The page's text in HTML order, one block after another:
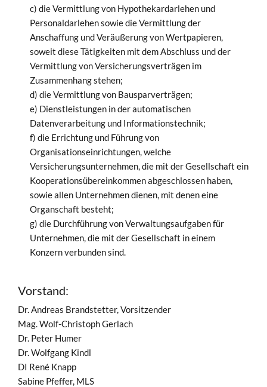
c) die Vermittlung von Hypothekardarlehen und
Personaldarlehen sowie die Vermittlung der
Anschaffung und Veräußerung von Wertpapieren,
soweit diese Tätigkeiten mit dem Abschluss und der
Vermittlung von Versicherungsverträgen im
Zusammenhang stehen;
d) die Vermittlung von Bausparverträgen;
e) Dienstleistungen in der automatischen
Datenverarbeitung und Informationstechnik;
f) die Errichtung und Führung von
Organisationseinrichtungen, welche
Versicherungsunternehmen, die mit der Gesellschaft ein
Kooperationsübereinkommen abgeschlossen haben,
sowie allen Unternehmen dienen, mit denen eine
Organschaft besteht;
g) die Durchführung von Verwaltungsaufgaben für
Unternehmen, die mit der Gesellschaft in einem
Konzern verbunden sind.
Vorstand:
Dr. Andreas Brandstetter, Vorsitzender
Mag. Wolf-Christoph Gerlach
Dr. Peter Humer
Dr. Wolfgang Kindl
DI René Knapp
Sabine Pfeffer, MLS